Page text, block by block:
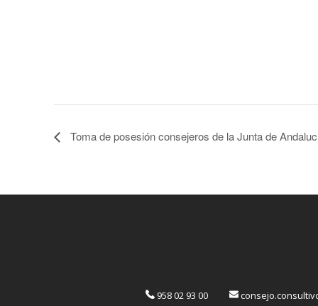
Toma de posesión consejeros de la Junta de
958 02 93 00